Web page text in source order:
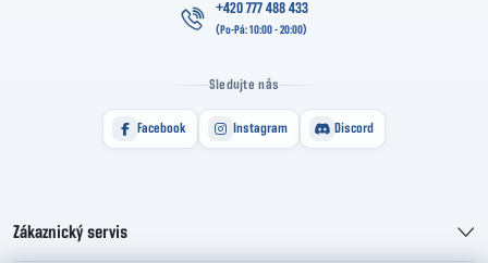
+420 777 488 433
Sledujte nás
Facebook Instagram Discord
Zákaznický servis